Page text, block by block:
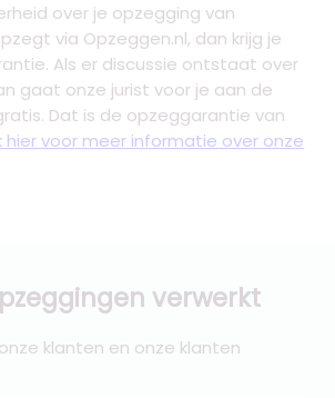
over je opzegging van
via Opzeggen.nl, dan krijg je
Als er discussie ontstaat over
gaat onze jurist voor je aan de
Dat is de opzeggarantie van
hier voor meer informatie over onze
verwerkt
klanten en onze klanten